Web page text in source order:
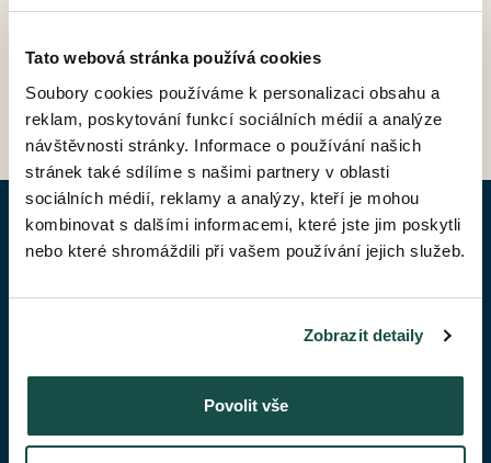
Tato webová stránka používá cookies
Soubory cookies používáme k personalizaci obsahu a
reklam, poskytování funkcí sociálních médií a analýze
návštěvnosti stránky. Informace o používání našich
stránek také sdílíme s našimi partnery v oblasti
sociálních médií, reklamy a analýzy, kteří je mohou
kombinovat s dalšími informacemi, které jste jim poskytli
nebo které shromáždili při vašem používání jejich služeb.
Zobrazit detaily
Povolit vše
ZPĚT DO CENÍKU
POPTAT BYT
Váš telefon